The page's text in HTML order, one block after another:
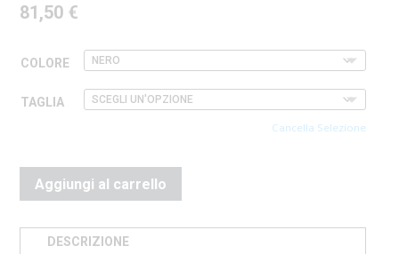
81,50 €
COLORE
TAGLIA
Cancella Selezione
Aggiungi al carrello
DESCRIZIONE